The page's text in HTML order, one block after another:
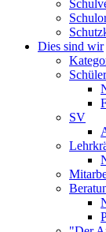
Dies sind wir
SV